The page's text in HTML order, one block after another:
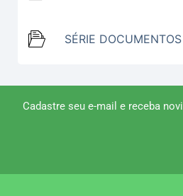
SÉRIE
Cadastre seu e-mail e receba